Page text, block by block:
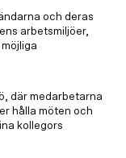
och deras
arbetsmiljöer,
där medarbetarna
hålla möten och
kollegors